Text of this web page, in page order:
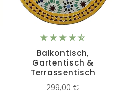
Balkontisch,
Gartentisch &
Terrassentisch
299,00 €